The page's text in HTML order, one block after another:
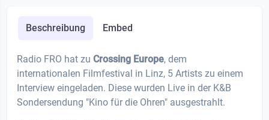
Beschreibung Embed
Radio FRO hat zu Crossing Europe, dem
internationalen Filmfestival in Linz, 5 Artists zu einem
Interview eingeladen. Diese wurden Live in der K&B
Sondersendung "Kino für die Ohren" ausgestrahlt.